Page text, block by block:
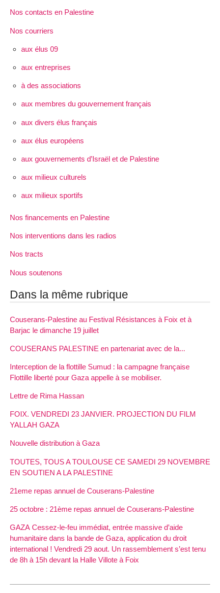
Nos contacts en Palestine
Nos courriers
aux élus 09
aux entreprises
à des associations
aux membres du gouvernement français
aux divers élus français
aux élus européens
aux gouvernements d’Israël et de Palestine
aux milieux culturels
aux milieux sportifs
Nos financements en Palestine
Nos interventions dans les radios
Nos tracts
Nous soutenons
Dans la même rubrique
Couserans-Palestine au Festival Résistances à Foix et à
Barjac le dimanche 19 juillet
COUSERANS PALESTINE en partenariat avec de la...
Interception de la flottille Sumud : la campagne française
Flottille liberté pour Gaza appelle à se mobiliser.
Lettre de Rima Hassan
FOIX. VENDREDI 23 JANVIER. PROJECTION DU FILM
YALLAH GAZA
Nouvelle distribution à Gaza
TOUTES, TOUS A TOULOUSE CE SAMEDI 29 NOVEMBRE
EN SOUTIEN A LA PALESTINE
21eme repas annuel de Couserans-Palestine
25 octobre : 21ème repas annuel de Couserans-Palestine
GAZA Cessez-le-feu immédiat, entrée massive d’aide
humanitaire dans la bande de Gaza, application du droit
international ! Vendredi 29 aout. Un rassemblement s’est tenu
de 8h à 15h devant la Halle Villote à Foix